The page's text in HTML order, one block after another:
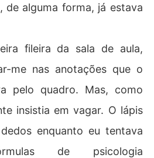
de alguma forma, já estava
fileira da sala de aula,
me nas anotações que o
pelo quadro. Mas, como
insistia em vagar. O lápis
enquanto eu tentava
de psicologia